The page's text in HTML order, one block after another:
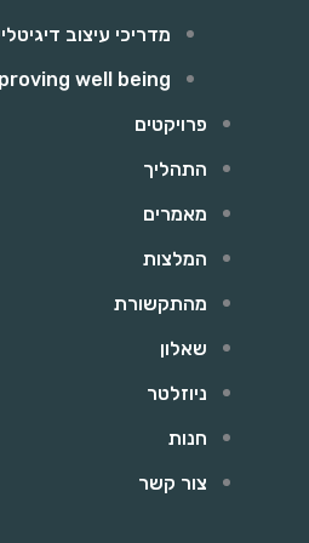
מדריכי עיצוב
well being
פרויקטים
התהליך
מאמרים
המלצות
מהתקשורת
שאלון
ניוזלטר
חנות
צור קשר